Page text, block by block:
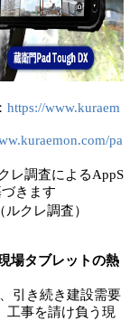
https://www.kuraem
pa
レ調査によるAppS
きます
クレ調査）
場タブレットの熱
引き続き建設需要
工事を請け負う現